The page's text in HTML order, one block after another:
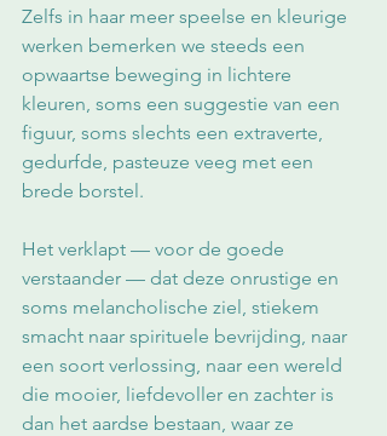
Zelfs in haar meer speelse en kleurige
werken bemerken we steeds een
opwaartse beweging in lichtere
kleuren, soms een suggestie van een
figuur, soms slechts een extraverte,
gedurfde, pasteuze veeg met een
brede borstel.
Het verklapt — voor de goede
verstaander — dat deze onrustige en
soms melancholische ziel, stiekem
smacht naar spirituele bevrijding, naar
een soort verlossing, naar een wereld
die mooier, liefdevoller en zachter is
dan het aardse bestaan, waar ze